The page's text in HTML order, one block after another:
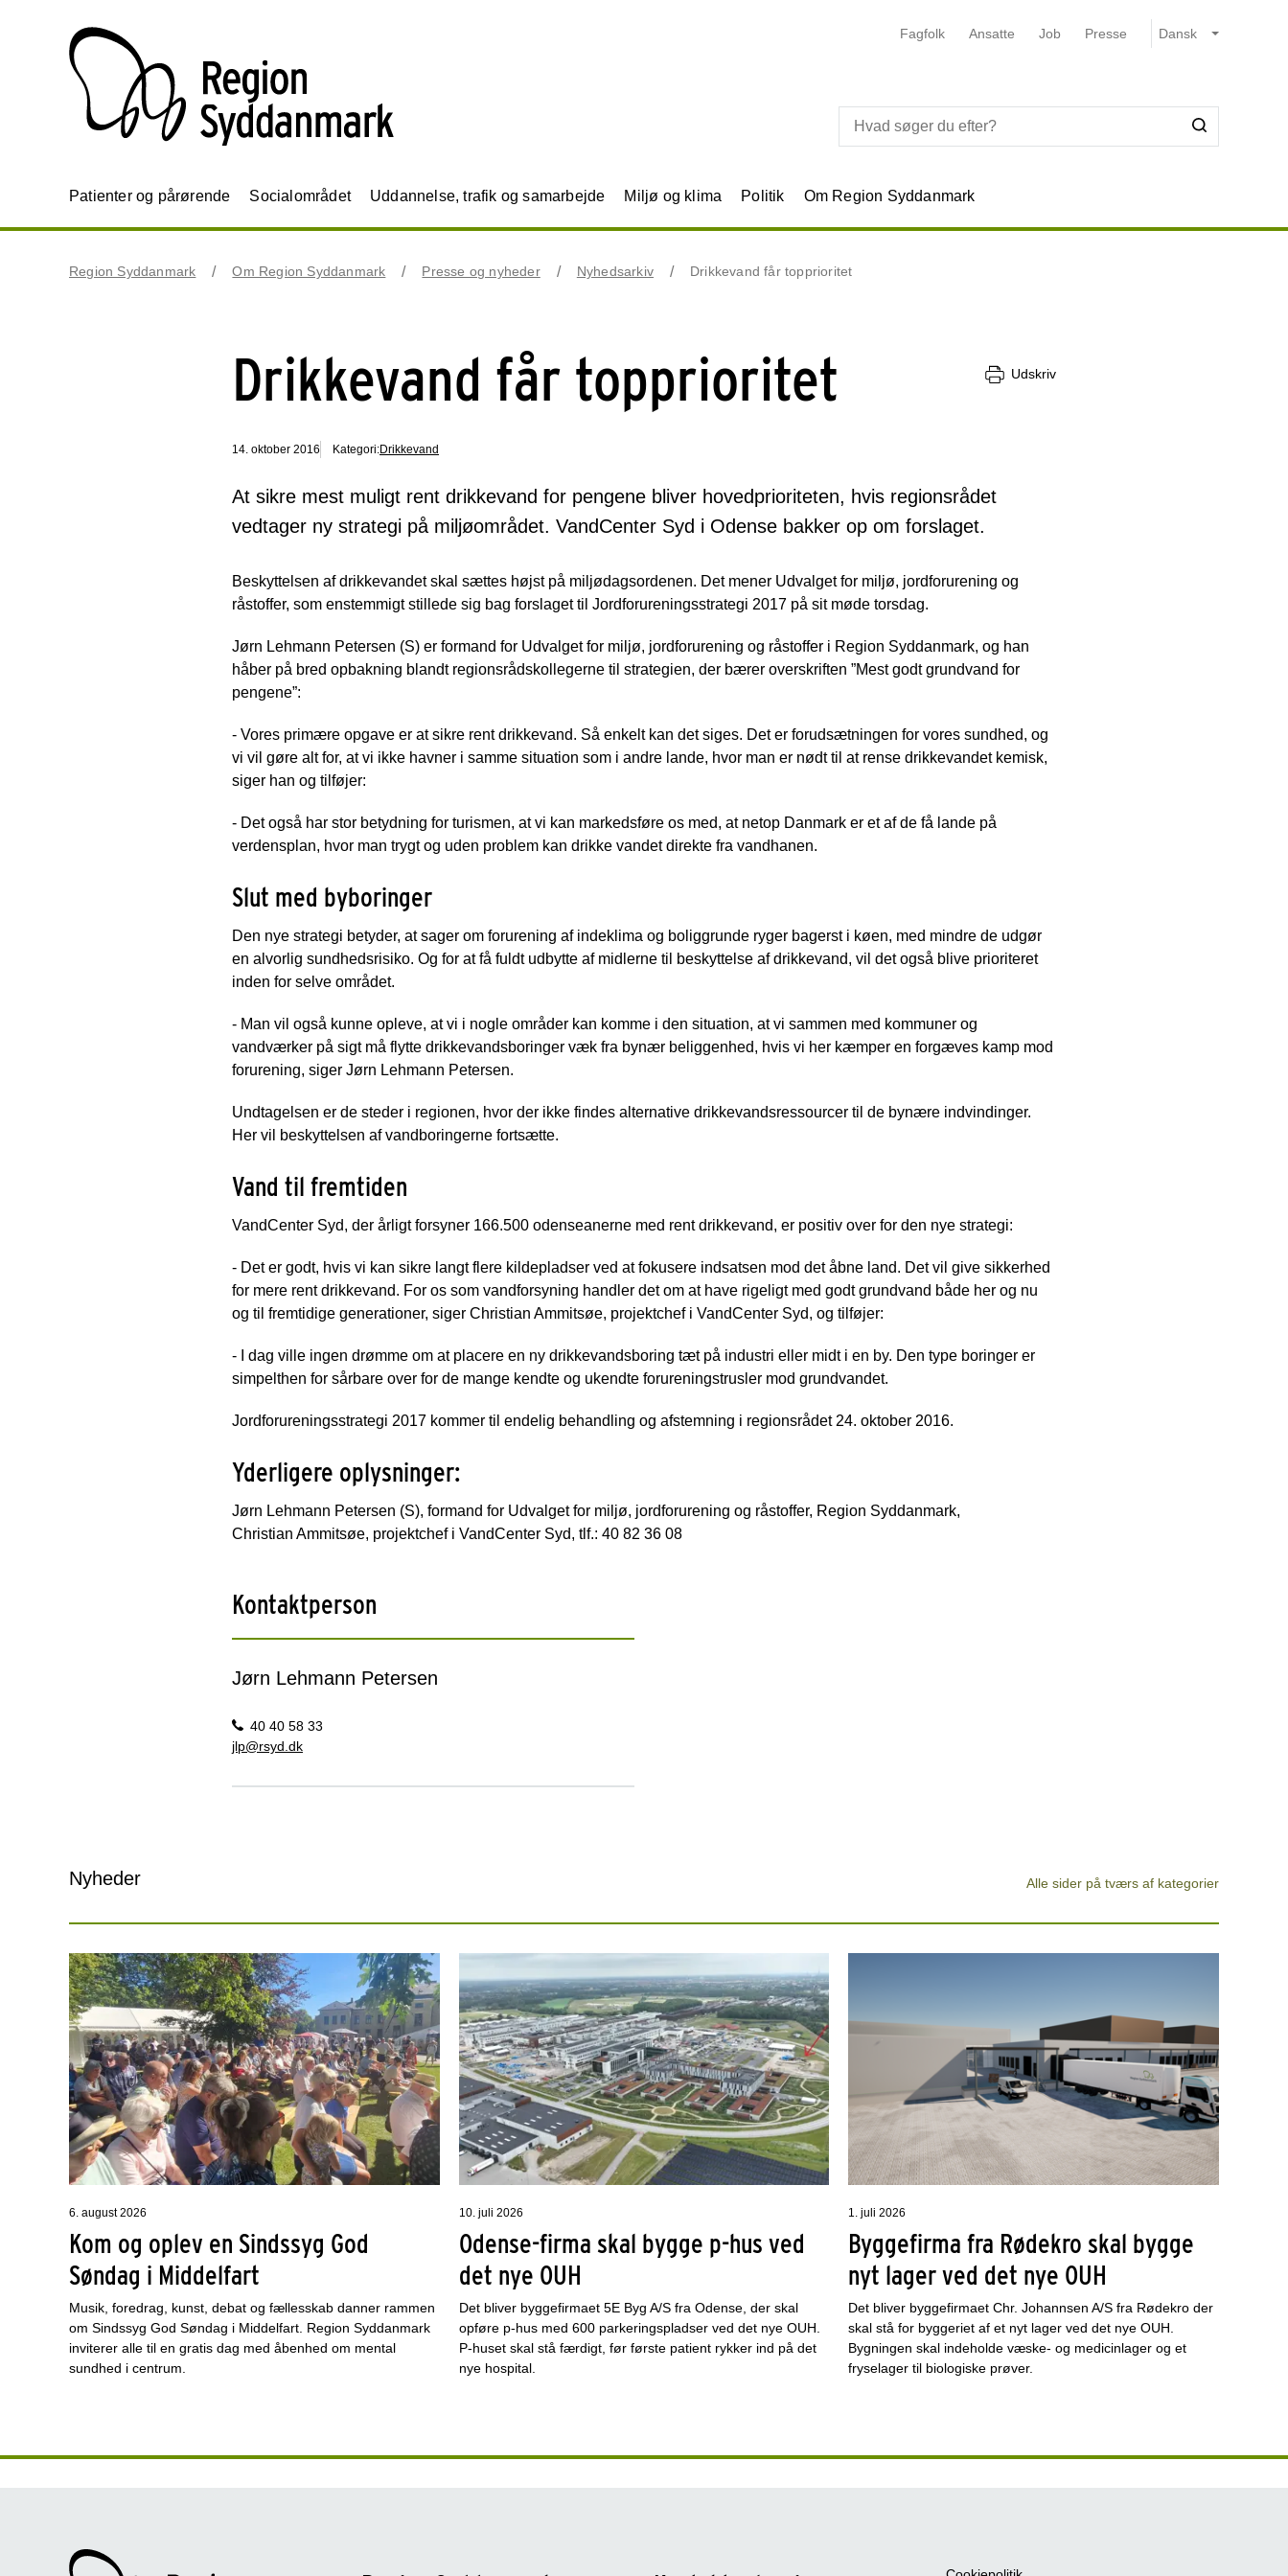
Fagfolk Ansatte Job Presse
Patienter og pårørende Socialområdet Uddannelse, trafik og samarbejde Miljø og klima Politik Om Region Syddanmark
Region Syddanmark Om Region Syddanmark Presse og nyheder Nyhedsarkiv Drikkevand får topprioritet
Drikkevand får topprioritet Udskriv
14. oktober 2016 Kategori:Drikkevand
At sikre mest muligt rent drikkevand for pengene bliver hovedprioriteten, hvis regionsrådet
vedtager ny strategi på miljøområdet. VandCenter Syd i Odense bakker op om forslaget.
Beskyttelsen af drikkevandet skal sættes højst på miljødagsordenen. Det mener Udvalget for miljø, jordforurening og
råstoffer, som enstemmigt stillede sig bag forslaget til Jordforureningsstrategi 2017 på sit møde torsdag.
Jørn Lehmann Petersen (S) er formand for Udvalget for miljø, jordforurening og råstoffer i Region Syddanmark, og han
håber på bred opbakning blandt regionsrådskollegerne til strategien, der bærer overskriften ”Mest godt grundvand for
pengene”:
- Vores primære opgave er at sikre rent drikkevand. Så enkelt kan det siges. Det er forudsætningen for vores sundhed, og
vi vil gøre alt for, at vi ikke havner i samme situation som i andre lande, hvor man er nødt til at rense drikkevandet kemisk,
siger han og tilføjer:
- Det også har stor betydning for turismen, at vi kan markedsføre os med, at netop Danmark er et af de få lande på
verdensplan, hvor man trygt og uden problem kan drikke vandet direkte fra vandhanen.
Slut med byboringer
Den nye strategi betyder, at sager om forurening af indeklima og boliggrunde ryger bagerst i køen, med mindre de udgør
en alvorlig sundhedsrisiko. Og for at få fuldt udbytte af midlerne til beskyttelse af drikkevand, vil det også blive prioriteret
inden for selve området.
- Man vil også kunne opleve, at vi i nogle områder kan komme i den situation, at vi sammen med kommuner og
vandværker på sigt må flytte drikkevandsboringer væk fra bynær beliggenhed, hvis vi her kæmper en forgæves kamp mod
forurening, siger Jørn Lehmann Petersen.
Undtagelsen er de steder i regionen, hvor der ikke findes alternative drikkevandsressourcer til de bynære indvindinger.
Her vil beskyttelsen af vandboringerne fortsætte.
Vand til fremtiden
VandCenter Syd, der årligt forsyner 166.500 odenseanerne med rent drikkevand, er positiv over for den nye strategi:
- Det er godt, hvis vi kan sikre langt flere kildepladser ved at fokusere indsatsen mod det åbne land. Det vil give sikkerhed
for mere rent drikkevand. For os som vandforsyning handler det om at have rigeligt med godt grundvand både her og nu
og til fremtidige generationer, siger Christian Ammitsøe, projektchef i VandCenter Syd, og tilføjer:
- I dag ville ingen drømme om at placere en ny drikkevandsboring tæt på industri eller midt i en by. Den type boringer er
simpelthen for sårbare over for de mange kendte og ukendte forureningstrusler mod grundvandet.
Jordforureningsstrategi 2017 kommer til endelig behandling og afstemning i regionsrådet 24. oktober 2016.
Yderligere oplysninger:
Jørn Lehmann Petersen (S), formand for Udvalget for miljø, jordforurening og råstoffer, Region Syddanmark,
Christian Ammitsøe, projektchef i VandCenter Syd, tlf.: 40 82 36 08
Kontaktperson
Jørn Lehmann Petersen
40 40 58 33
jlp@rsyd.dk
Nyheder Alle sider på tværs af kategorier
6. august 2026
Kom og oplev en Sindssyg God
Søndag i Middelfart
Musik, foredrag, kunst, debat og fællesskab danner rammen
om Sindssyg God Søndag i Middelfart. Region Syddanmark
inviterer alle til en gratis dag med åbenhed om mental
sundhed i centrum.
10. juli 2026
Odense-firma skal bygge p-hus ved
det nye OUH
Det bliver byggefirmaet 5E Byg A/S fra Odense, der skal
opføre p-hus med 600 parkeringspladser ved det nye OUH.
P-huset skal stå færdigt, før første patient rykker ind på det
nye hospital.
1. juli 2026
Byggefirma fra Rødekro skal bygge
nyt lager ved det nye OUH
Det bliver byggefirmaet Chr. Johannsen A/S fra Rødekro der
skal stå for byggeriet af et nyt lager ved det nye OUH.
Bygningen skal indeholde væske- og medicinlager og et
fryselager til biologiske prøver.